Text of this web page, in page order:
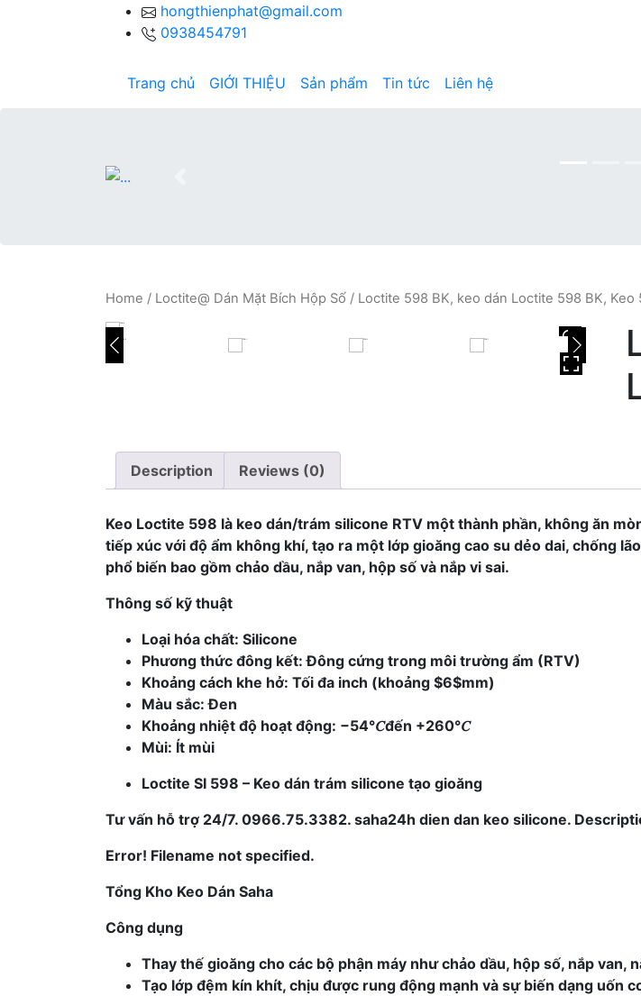
hongthienphat@gmail.com
0938454791
Trang chủ GIỚI THIỆU Sản phẩm Tin tức Liên hệ
Home / Loctite@ Dán Mặt Bích Hộp Số / Loctite 598 BK, keo dán Loctite 598 BK, Keo
Description Reviews (0)
Keo Loctite 598 là keo dán/trám silicone RTV một thành phần, không ăn
tiếp xúc với độ ẩm không khí, tạo ra một lớp gioăng cao su dẻo dai, chống
phổ biến bao gồm chảo dầu, nắp van, hộp số và nắp vi sai.
Thông số kỹ thuật
Loại hóa chất: Silicone
Phương thức đông kết: Đông cứng trong môi trường ẩm (RTV)
Khoảng cách khe hở: Tối đa inch (khoảng $6$mm)
Màu sắc: Đen
Khoảng nhiệt độ hoạt động: −54°𝐶đến +260°𝐶
Mùi: Ít mùi
Loctite SI 598 – Keo dán trám silicone tạo gioăng
Tư vấn hỗ trợ 24/7. 0966.75.3382. saha24h dien dan keo silicone.
Error! Filename not specified.
Tổng Kho Keo Dán Saha
Công dụng
Thay thế gioăng cho các bộ phận máy như chảo dầu, hộp số, nắp van,
Tạo lớp đệm kín khít, chịu được rung động mạnh và sự biến dạng uốn